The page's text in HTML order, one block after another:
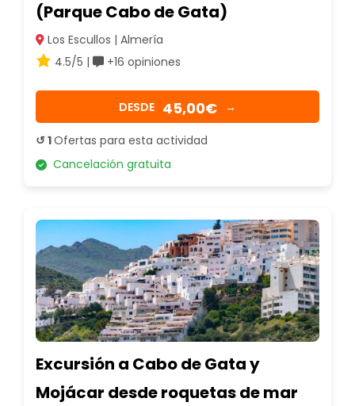
(Parque Cabo de Gata)
Los Escullos | Almería
4.5/5 |
+16 opiniones
DESDE 45,00€ →
↺ 1Ofertas para esta actividad
Cancelación gratuita
Excursión a Cabo de Gata y
Mojácar desde roquetas de mar